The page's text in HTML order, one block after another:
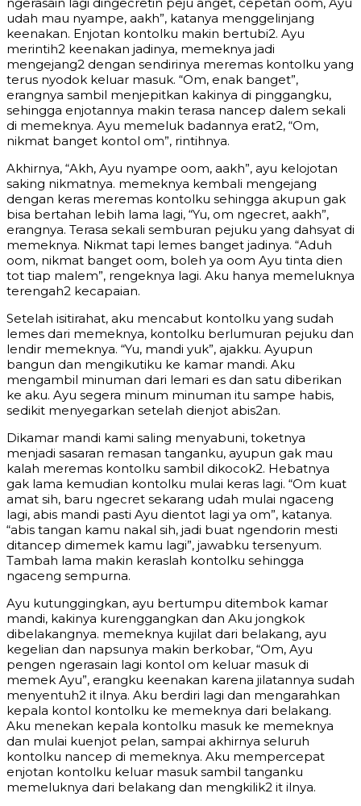
udah mau nyampe, aakh”, katanya menggelinjang
keenakan. Enjotan kontolku makin bertubi2. Ayu
merintih2 keenakan jadinya, memeknya jadi
mengejang2 dengan sendirinya meremas kontolku yang
terus nyodok keluar masuk. “Om, enak banget”,
erangnya sambil menjepitkan kakinya di pinggangku,
sehingga enjotannya makin terasa nancep dalem sekali
di memeknya. Ayu memeluk badannya erat2, “Om,
nikmat banget kontol om”, rintihnya.
Akhirnya, “Akh, Ayu nyampe oom, aakh”, ayu kelojotan
saking nikmatnya. memeknya kembali mengejang
dengan keras meremas kontolku sehingga akupun gak
bisa bertahan lebih lama lagi, “Yu, om ngecret, aakh”,
erangnya. Terasa sekali semburan pejuku yang dahsyat di
memeknya. Nikmat tapi lemes banget jadinya. “Aduh
oom, nikmat banget oom, boleh ya oom Ayu tinta dien
tot tiap malem”, rengeknya lagi. Aku hanya memeluknya
terengah2 kecapaian.
Setelah isitirahat, aku mencabut kontolku yang sudah
lemes dari memeknya, kontolku berlumuran pejuku dan
lendir memeknya. “Yu, mandi yuk”, ajakku. Ayupun
bangun dan mengikutiku ke kamar mandi. Aku
mengambil minuman dari lemari es dan satu diberikan
ke aku. Ayu segera minum minuman itu sampe habis,
sedikit menyegarkan setelah dienjot abis2an.
Dikamar mandi kami saling menyabuni, toketnya
menjadi sasaran remasan tanganku, ayupun gak mau
kalah meremas kontolku sambil dikocok2. Hebatnya
gak lama kemudian kontolku mulai keras lagi. “Om kuat
amat sih, baru ngecret sekarang udah mulai ngaceng
lagi, abis mandi pasti Ayu dientot lagi ya om”, katanya.
“abis tangan kamu nakal sih, jadi buat ngendorin mesti
ditancep dimemek kamu lagi”, jawabku tersenyum.
Tambah lama makin keraslah kontolku sehingga
ngaceng sempurna.
Ayu kutunggingkan, ayu bertumpu ditembok kamar
mandi, kakinya kurenggangkan dan Aku jongkok
dibelakangnya. memeknya kujilat dari belakang, ayu
kegelian dan napsunya makin berkobar, “Om, Ayu
pengen ngerasain lagi kontol om keluar masuk di
memek Ayu”, erangku keenakan karena jilatannya sudah
menyentuh2 it ilnya. Aku berdiri lagi dan mengarahkan
kepala kontol kontolku ke memeknya dari belakang.
Aku menekan kepala kontolku masuk ke memeknya
dan mulai kuenjot pelan, sampai akhirnya seluruh
kontolku nancep di memeknya. Aku mempercepat
enjotan kontolku keluar masuk sambil tanganku
memeluknya dari belakang dan mengkilik2 it ilnya.